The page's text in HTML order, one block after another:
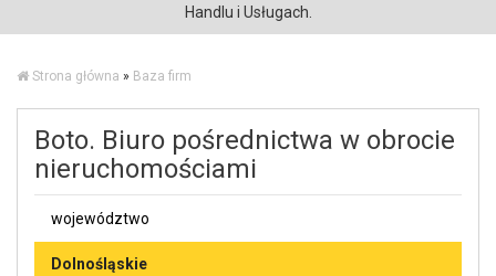
Handlu i Usługach.
Strona główna » Baza firm
Boto. Biuro pośrednictwa w obrocie
nieruchomościami
województwo
Dolnośląskie